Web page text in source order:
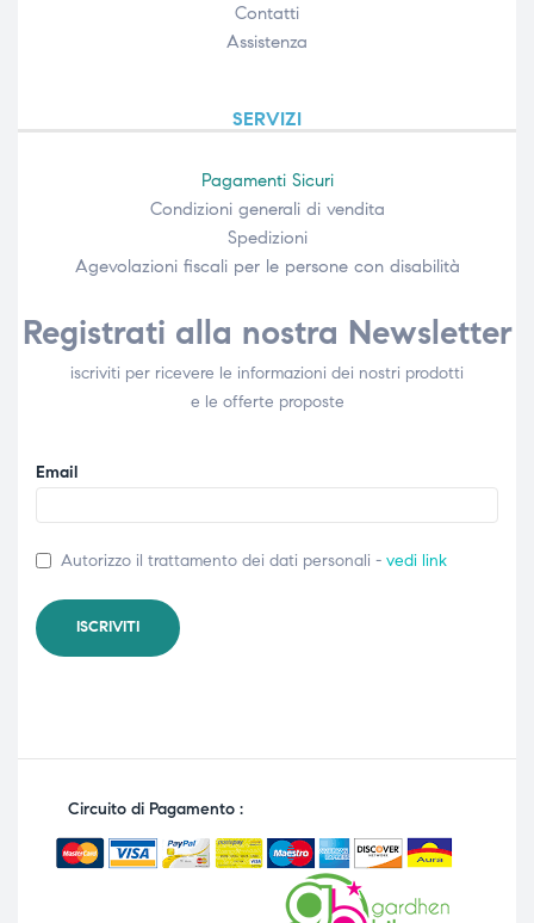
Contatti
Assistenza
SERVIZI
Pagamenti Sicuri
Condizioni generali di vendita
Spedizioni
Agevolazioni fiscali per le persone con disabilità​
Registrati alla nostra Newsletter
iscriviti per ricevere le informazioni dei nostri prodotti
e le offerte proposte
Email
Autorizzo il trattamento dei dati personali - vedi link
Circuito di Pagamento :